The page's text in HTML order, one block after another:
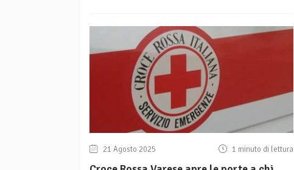
21 Agosto 2025 1 minuto di lettura